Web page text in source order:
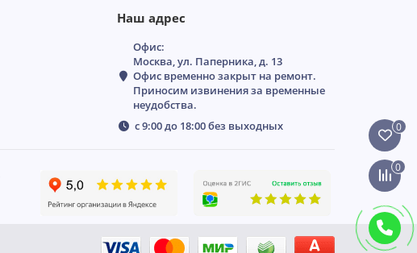
Наш адрес
Офис:
Москва, ул. Паперника, д. 13
Офис временно закрыт на ремонт.
Приносим извинения за временные
неудобства.
с 9:00 до 18:00 без выходных
0
0